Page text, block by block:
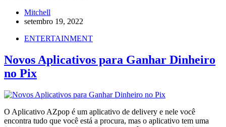
Mitchell
setembro 19, 2022
ENTERTAINMENT
Novos Aplicativos para Ganhar Dinheiro
no Pix
O Aplicativo AZpop é um aplicativo de delivery e nele você
encontra tudo que você está a procura, mas o aplicativo tem uma